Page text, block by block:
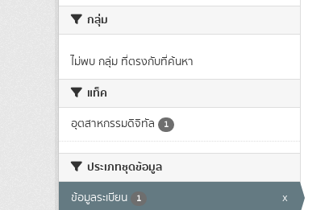
กลุ่ม
ไม่พบ กลุ่ม ที่ตรงกับที่ค้นหา
แท็ค
อุตสาหกรรมดิจิทัล 1
ประเภทชุดข้อมูล
ข้อมูลระเบียน 1 x